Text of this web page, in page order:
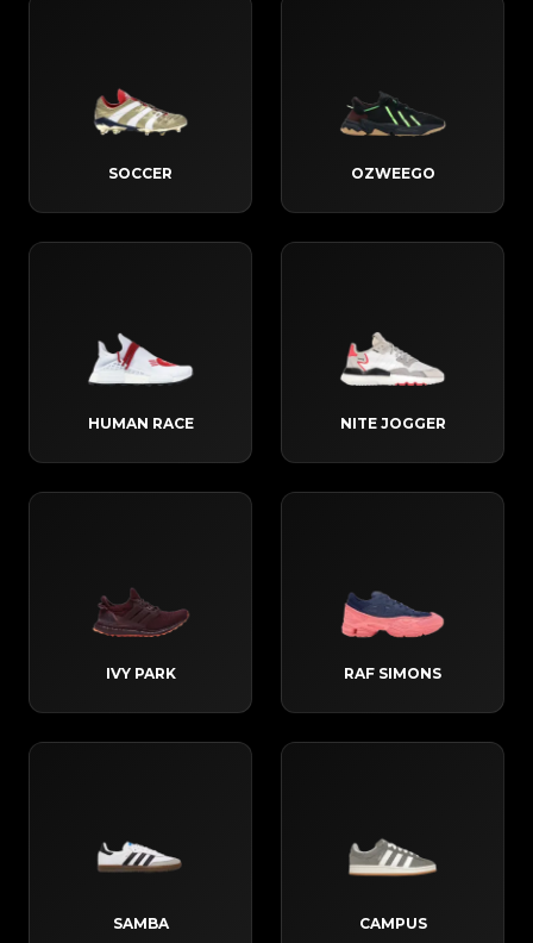
SOCCER OZWEEGO
HUMAN RACE NITE JOGGER
IVY PARK RAF SIMONS
SAMBA CAMPUS